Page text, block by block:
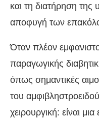
και τη διατήρηση
αποφυγή των
Όταν πλέον
παραγωγικής
όπως σημαντικές
του
χειρουργική: είναι